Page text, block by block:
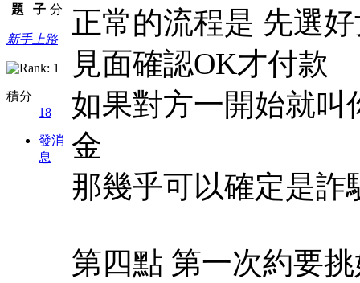
題
子 分
新手上路
積分
18
發消
息
正常的流程是 先選
見面確認OK才付款
如果對方一開始就叫
金
那幾乎可以確定是詐
第四點 第一次約要